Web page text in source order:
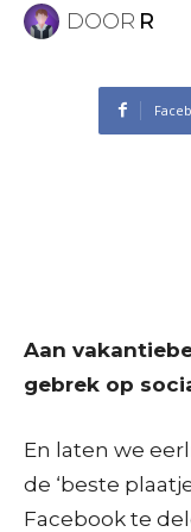
DOOR R
Aan
gebrek op
En laten we
de ‘beste
Facebook te